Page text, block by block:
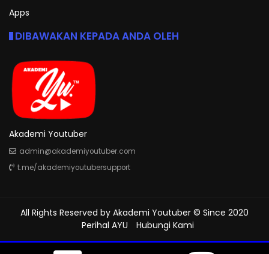
Apps
DIBAWAKAN KEPADA ANDA OLEH
Akademi Youtuber
admin@akademiyoutuber.com
t.me/akademiyoutubersupport
All Rights Reserved by Akademi Youtuber © Since 2020
Perihal AYU
Hubungi Kami